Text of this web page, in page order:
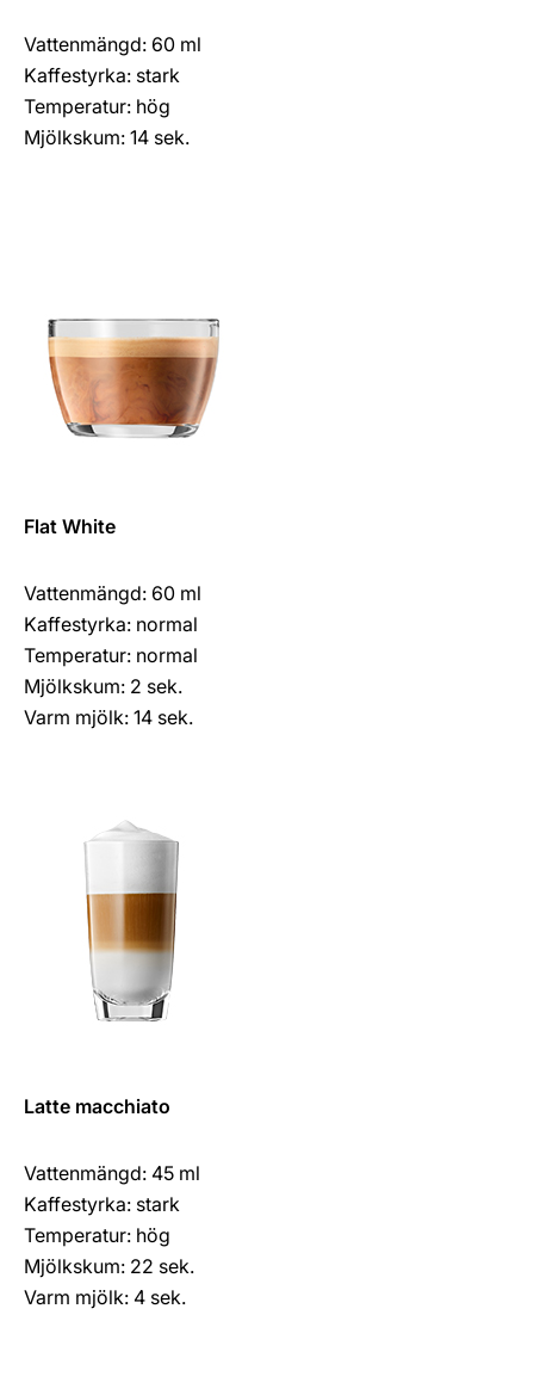
Vattenmängd: 60 ml
Kaffestyrka: stark
Temperatur: hög
Mjölkskum: 14 sek.
Flat White
Vattenmängd: 60 ml
Kaffestyrka: normal
Temperatur: normal
Mjölkskum: 2 sek.
Varm mjölk: 14 sek.
Latte macchiato
Vattenmängd: 45 ml
Kaffestyrka: stark
Temperatur: hög
Mjölkskum: 22 sek.
Varm mjölk: 4 sek.